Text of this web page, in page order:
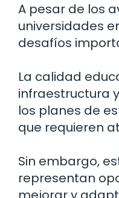
A pesar de los
universidades
desafíos
La calidad
infraestructura
los planes de
que requieren
Sin embargo,
representan